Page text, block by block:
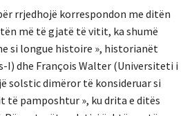
rrjedhojë korrespondon me ditën
më të gjatë të vitit, ka shumë
si longue histoire », historianët
I) dhe François Walter (Universiteti i
solstic dimëror të konsideruar si
të pamposhtur », ku drita e ditës